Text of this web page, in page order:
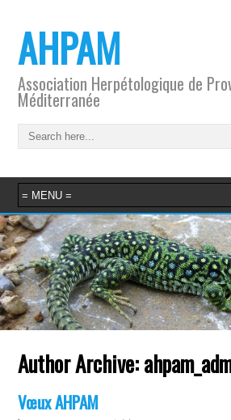
AHPAM
Association Herpétologique de
Méditerranée
Author Archive:
Vœux AHPAM